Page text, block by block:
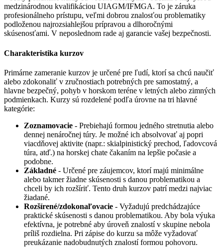
medzinárodnou kvalifikáciou UIAGM/IFMGA. To je záruka
profesionálneho prístupu, veľmi dobrou znalosťou problematiky
podloženou najrozsiahlejšou prípravou a dlhoročnými
skúsenosťami. V neposlednom rade aj garancie vašej bezpečnosti.
Charakteristika kurzov
Primárne zameranie kurzov je určené pre ľudí, ktorí sa chcú naučiť
alebo zdokonaliť v zručnostiach potrebných pre samostatný, a
hlavne bezpečný, pohyb v horskom teréne v letných alebo zimných
podmienkach. Kurzy sú rozdelené podľa úrovne na tri hlavné
kategórie:
Zoznamovacie - Prebiehajú formou jedného stretnutia alebo
dennej nenáročnej túry. Je možné ich absolvovať aj popri
viacdňovej aktivite (napr.: skialpinistický prechod, ľadovcová
túra, atď.) na horskej chate čakaním na lepšie počasie a
podobne.
Základné - Určené pre záujemcov, ktorí majú minimálne
alebo takmer žiadne skúsenosti s danou problematikou a
chceli by ich rozšíriť. Tento druh kurzov patrí medzi najviac
žiadané.
Rozšírené/zdokonaľovacie - Vyžadujú predchádzajúce
praktické skúsenosti s danou problematikou. Aby bola výuka
efektívna, je potrebné aby úroveň znalostí v skupine nebola
príliš rozdielna. Pri zápise do kurzu sa môže vyžadovať
preukázanie nadobudnutých znalostí formou pohovoru.